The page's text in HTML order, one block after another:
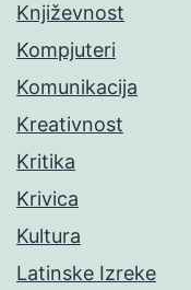
Književnost
Kompjuteri
Komunikacija
Kreativnost
Kritika
Krivica
Kultura
Latinske Izreke